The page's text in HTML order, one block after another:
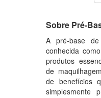
Sobre Pré-
A pré-base de
conhecida
produtos
de
de benefícios
simplesmente